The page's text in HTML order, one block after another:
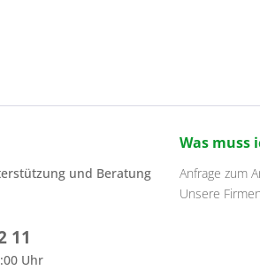
und Beratung
11
Uhr
Was muss
Anfrage zum
Unsere